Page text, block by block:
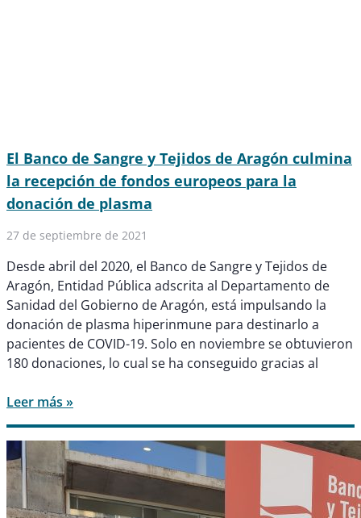
El Banco de Sangre y Tejidos de Aragón culmina
la recepción de fondos europeos para la
donación de plasma
27 de septiembre de 2021
Desde abril del 2020, el Banco de Sangre y Tejidos de
Aragón, Entidad Pública adscrita al Departamento de
Sanidad del Gobierno de Aragón, está impulsando la
donación de plasma hiperinmune para destinarlo a
pacientes de COVID-19. Solo en noviembre se obtuvieron
180 donaciones, lo cual se ha conseguido gracias al
Leer más »